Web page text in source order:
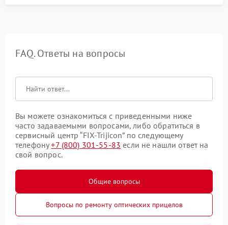
FAQ. Ответы на вопросы
Вы можете ознакомиться с приведенными ниже
часто задаваемыми вопросами, либо обратиться в
сервисный центр “FIX-Trijicon” по следующему
телефону+7 (800) 301-55-83 если не нашли ответ на
свой вопрос.
Общие вопросы
Вопросы по ремонту оптических прицелов